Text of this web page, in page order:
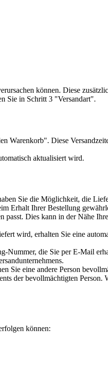
können. Diese
Sie in Schritt 3 "Versandart".
Diese
aktualisiert wird.
Sie die Möglichkeit, die
Erhalt Ihrer Bestellung
Dies kann in der Nähe
wird, erhalten Sie eine
Nummer, die Sie per E-Mail
Sie eine andere Person
der bevollmächtigten
können: